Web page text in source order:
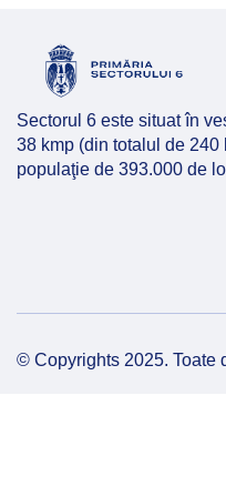
Sectorul 6 este situat în
38 kmp (din totalul de
populaţie de 393.000 de
© Copyrights 2025. Toate